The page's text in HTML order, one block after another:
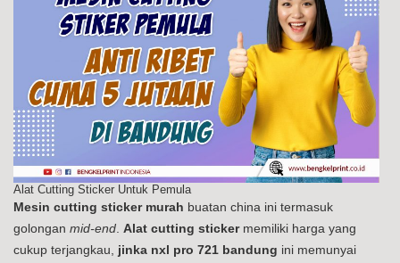
Alat Cutting Sticker Untuk Pemula
Mesin cutting sticker murah buatan china ini termasuk
golongan mid-end. Alat cutting stickermemiliki harga yang
cukup terjangkau, jinka nxl pro 721 bandung ini memunyai